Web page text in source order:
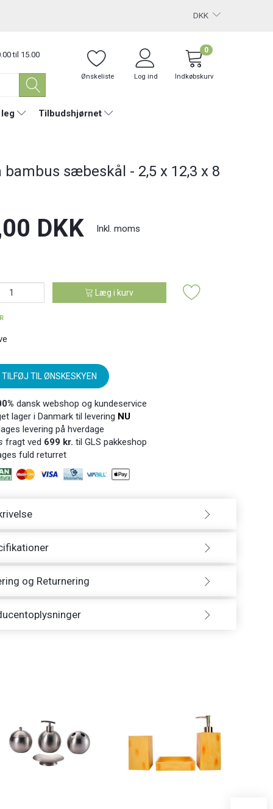
DKK
til 15.00
Ønskeliste Log ind Indkøbskurv
0
Tilbudshjørnet
bambus sæbeskål - 2,5 x 12,3 x 8
DKK Inkl. moms
Læg i kurv
TILFØJ TIL ØNSKESKYEN
dansk webshop og kundeservice
lager i Danmark til levering NU
levering på hverdage
fragt ved 699 kr. til GLS pakkeshop
fuld returret
og Returnering